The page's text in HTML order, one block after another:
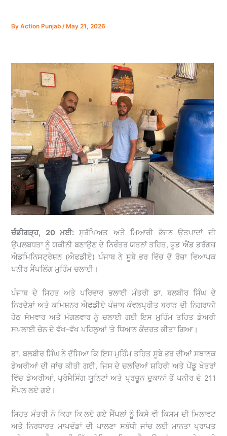
ByAction Punjab/ May 21, 2026
ਚੰਡੀਗੜ੍ਹ, 20 ਮਈ: ਸੁਰੱਖਿਅਤ ਅਤੇ ਮਿਆਰੀ ਭੋਜਨ ਉਤਪਾਦਾਂ ਦੀ
ਉਪਲਬਧਤਾ ਨੂੰ ਯਕੀਨੀ ਬਣਾਉਣ ਦੇ ਨਿਰੰਤਰ ਯਤਨਾਂ ਤਹਿਤ, ਫੂਡ ਐਂਡ ਡਰੱਗਜ਼
ਐਡਮਿਨਿਸਟ੍ਰੇਸ਼ਨ (ਐਫਡੀਏ) ਪੰਜਾਬ ਨੇ ਸੂਬੇ ਭਰ ਵਿੱਚ ਦੋ ਰੋਜ਼ਾ ਵਿਆਪਕ
ਪਨੀਰ ਸੈਂਪਲਿੰਗ ਮੁਹਿੰਮ ਚਲਾਈ।
ਪੰਜਾਬ ਦੇ ਸਿਹਤ ਅਤੇ ਪਰਿਵਾਰ ਭਲਾਈ ਮੰਤਰੀ ਡਾ. ਬਲਬੀਰ ਸਿੰਘ ਦੇ
ਨਿਰਦੇਸ਼ਾਂ ਅਤੇ ਕਮਿਸ਼ਨਰ ਐਫਡੀਏ ਪੰਜਾਬ ਕੰਵਲਪ੍ਰੀਤ ਬਰਾੜ ਦੀ ਨਿਗਰਾਨੀ
ਹੇਠ ਸੋਮਵਾਰ ਅਤੇ ਮੰਗਲਵਾਰ ਨੂੰ ਚਲਾਈ ਗਈ ਇਸ ਮੁਹਿੰਮ ਤਹਿਤ ਡੇਅਰੀ
ਸਪਲਾਈ ਚੇਨ ਦੇ ਵੱਖ-ਵੱਖ ਪਹਿਲੂਆਂ ‘ਤੇ ਧਿਆਨ ਕੇਂਦਰਤ ਕੀਤਾ ਗਿਆ।
ਡਾ. ਬਲਬੀਰ ਸਿੰਘ ਨੇ ਦੱਸਿਆ ਕਿ ਇਸ ਮੁਹਿੰਮ ਤਹਿਤ ਸੂਬੇ ਭਰ ਦੀਆਂ ਸਥਾਨਕ
ਡੇਅਰੀਆਂ ਦੀ ਜਾਂਚ ਕੀਤੀ ਗਈ, ਜਿਸ ਦੇ ਚਲਦਿਆਂ ਸ਼ਹਿਰੀ ਅਤੇ ਪੇਂਡੂ ਖੇਤਰਾਂ
ਵਿੱਚ ਡੇਅਰੀਆਂ, ਪ੍ਰੋਸੈਸਿੰਗ ਯੂਨਿਟਾਂ ਅਤੇ ਪ੍ਰਚੂਨ ਦੁਕਾਨਾਂ ਤੋਂ ਪਨੀਰ ਦੇ 211
ਸੈਂਪਲ ਲਏ ਗਏ।
ਸਿਹਤ ਮੰਤਰੀ ਨੇ ਕਿਹਾ ਕਿ ਲਏ ਗਏ ਸੈਂਪਲਾਂ ਨੂੰ ਕਿਸੇ ਵੀ ਕਿਸਮ ਦੀ ਮਿਲਾਵਟ
ਅਤੇ ਨਿਰਧਾਰਤ ਮਾਪਦੰਡਾਂ ਦੀ ਪਾਲਣਾ ਸਬੰਧੀ ਜਾਂਚ ਲਈ ਮਾਨਤਾ ਪ੍ਰਾਪਤ